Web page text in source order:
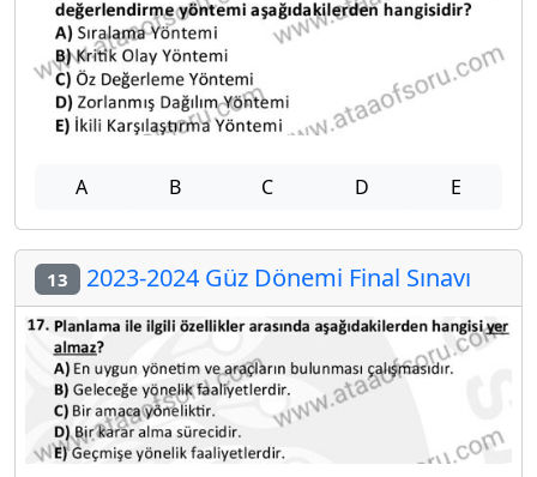
A B C D E
13 2023-2024 Güz Dönemi Final Sınavı